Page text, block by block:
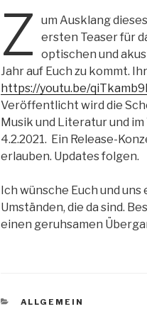
Z
um Ausklang
ersten Teaser für
optischen und
Jahr auf Euch zu kommt.
https://youtu.be/
Veröffentlicht wird die
Musik und Literatur und
4.2.2021. Ein Release-
erlauben. Updates folgen.
Ich wünsche Euch und
Umständen, die da sind.
einen geruhsamen
KATEGORIEN
ALLGEMEIN